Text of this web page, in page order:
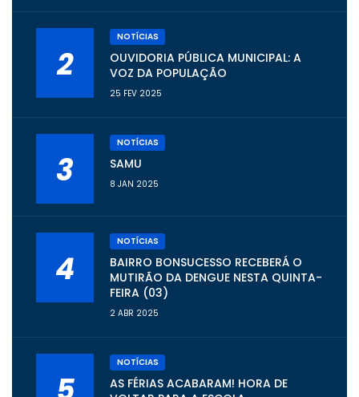
2
NOTÍCIAS
OUVIDORIA PÚBLICA MUNICIPAL: A
VOZ DA POPULAÇÃO
25 FEV 2025
3
NOTÍCIAS
SAMU
8 JAN 2025
4
NOTÍCIAS
BAIRRO BONSUCESSO RECEBERÁ O
MUTIRÃO DA DENGUE NESTA QUINTA-
FEIRA (03)
2 ABR 2025
NOTÍCIAS
AS FÉRIAS ACABARAM! HORA DE